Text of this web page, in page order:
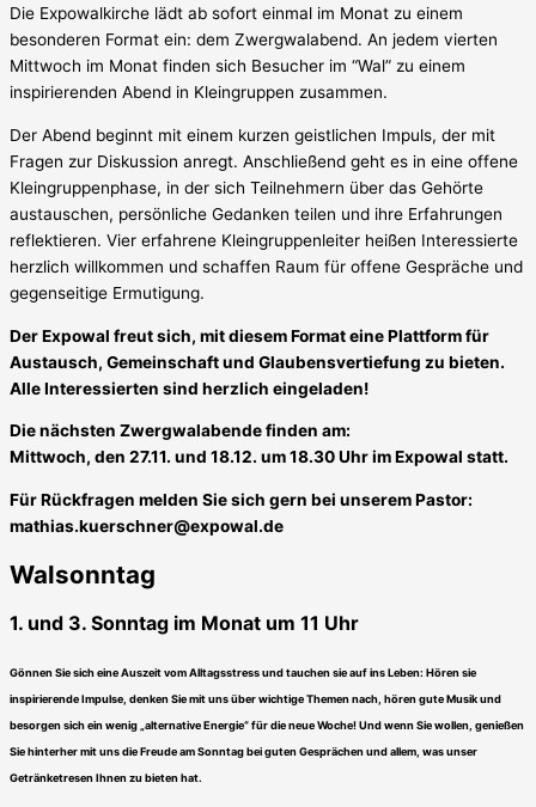
Die Expowalkirche lädt ab sofort einmal im Monat zu einem
besonderen Format ein: dem Zwergwalabend. An jedem vierten
Mittwoch im Monat finden sich Besucher im “Wal” zu einem
inspirierenden Abend in Kleingruppen zusammen.
Der Abend beginnt mit einem kurzen geistlichen Impuls, der mit
Fragen zur Diskussion anregt. Anschließend geht es in eine offene
Kleingruppenphase, in der sich Teilnehmern über das Gehörte
austauschen, persönliche Gedanken teilen und ihre Erfahrungen
reflektieren. Vier erfahrene Kleingruppenleiter heißen Interessierte
herzlich willkommen und schaffen Raum für offene Gespräche und
gegenseitige Ermutigung.
Der Expowal freut sich, mit diesem Format eine Plattform für
Austausch, Gemeinschaft und Glaubensvertiefung zu bieten.
Alle Interessierten sind herzlich eingeladen!
Die nächsten Zwergwalabende finden am:
Mittwoch, den 27.11. und 18.12. um 18.30 Uhr im Expowal statt.
Für Rückfragen melden Sie sich gern bei unserem Pastor:
mathias.kuerschner@expowal.de
Walsonntag
1. und 3. Sonntag im Monat um 11 Uhr
Gönnen Sie sich eine Auszeit vom Alltagsstress und tauchen sie auf ins Leben: Hören sie
inspirierende Impulse, denken Sie mit uns über wichtige Themen nach, hören gute Musik und
besorgen sich ein wenig „alternative Energie“ für die neue Woche! Und wenn Sie wollen, genießen
Sie hinterher mit uns die Freude am Sonntag bei guten Gesprächen und allem, was unser
Getränketresen Ihnen zu bieten hat.